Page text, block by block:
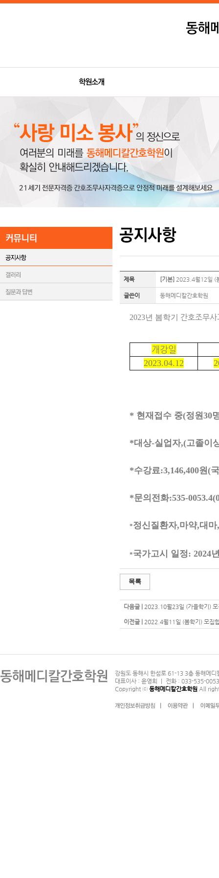
제목 [기본] 2023.4월12일 (
글쓴이 동해메디칼간호학원
2023년 봄학기 간호조무
개강일
2023.04.12
* 현재접수 중(정원30
*대상-실업자,(고졸이
*수강료:3,146,400원(
*문의전화:535-
*정신질환자,마약,대
*국가고시 일정: 2024
목록
다음글 | 2023.10월23일 (가을학기) 모
이전글 | 2022.4월11일 (봄학기) 모집
강원도 동해시 한섬로 61-13 3층 동해메
대표이사 : 윤영희 ｜ 전화 : 033-535-
Copyright ⓒ 동해메디칼간호학원 All